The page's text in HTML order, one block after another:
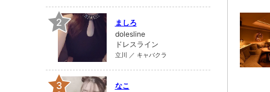
2
ましろ
dolesline
ドレスライン
立川 ／ キャバクラ
3
なこ